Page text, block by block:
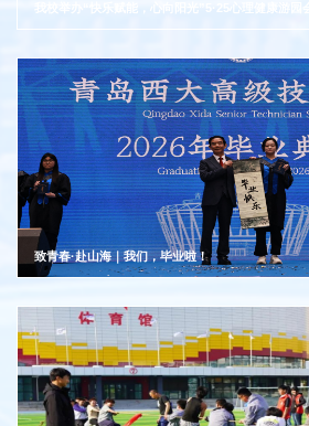
我校举办“快乐赋能，心向阳光”5·25心理健康游园会
致青春·赴山海｜我们，毕业啦！